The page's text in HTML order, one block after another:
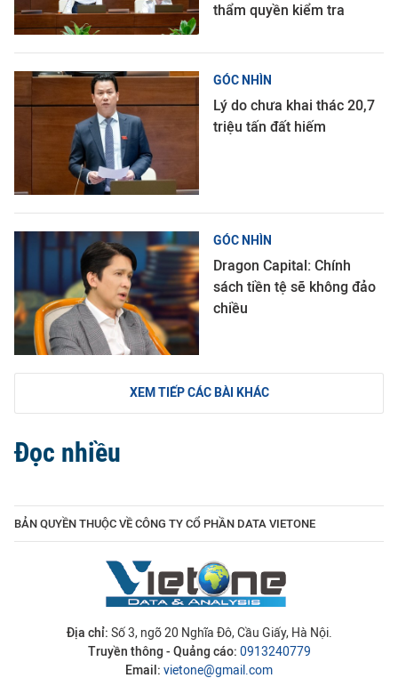
thẩm quyền kiểm tra
GÓC NHÌN
Lý do chưa khai thác 20,7
triệu tấn đất hiếm
GÓC NHÌN
Dragon Capital: Chính
sách tiền tệ sẽ không đảo
chiều
XEM TIẾP CÁC BÀI KHÁC
Đọc nhiều
BẢN QUYỀN THUỘC VỀ CÔNG TY CỔ PHẦN DATA VIETONE
Địa chỉ: Số 3, ngõ 20 Nghĩa Đô, Cầu Giấy, Hà Nội.
Truyền thông - Quảng cáo: 0913240779
Email: vietone@gmail.com